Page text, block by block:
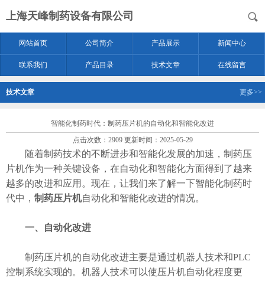
上海天峰制药设备有限公司
网站首页 公司简介 产品展示 新闻中心
联系我们 产品目录 技术文章 在线留言
技术文章 更多>>
智能化制药时代：制药压片机的自动化和智能化改进
点击次数：2909 更新时间：2025-05-29
随着制药技术的不断进步和智能化发展的加速，制药压
片机作为一种关键设备，在自动化和智能化方面得到了越来
越多的改进和应用。现在，让我们来了解一下智能化制药时
代中， 制药压片机自动化和智能化改进的情况。
一、自动化改进
制药压片机的自动化改进主要是通过机器人技术和PLC
控制系统实现的。机器人技术可以使压片机自动化程度更